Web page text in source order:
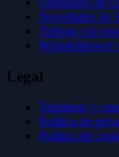
Novedades de
Trabaja con
Whistleblower
Legal
Términos y
Política de
Política de